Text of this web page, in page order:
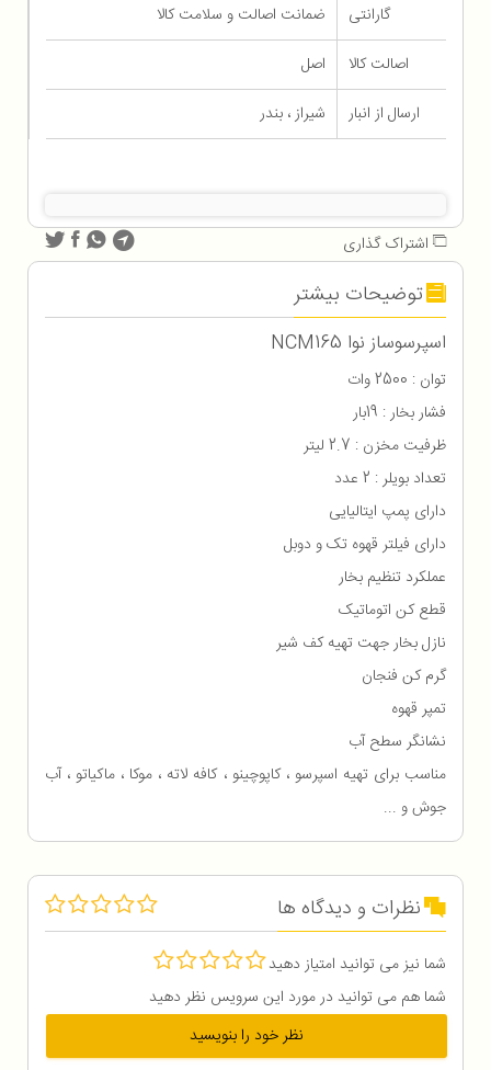
گارانتی
ضمانت اصالت و سلامت کالا
اصالت کالا
اصل
ارسال از انبار
شیراز ، بندر
اشتراک گذاری
توضیحات بیشتر
اسپرسوساز نوا NCM165
توان : 2500 وات
فشار بخار : 19بار
ظرفیت مخزن : 2.7 لیتر
تعداد بویلر : 2 عدد
دارای پمپ ایتالیایی
دارای فیلتر قهوه تک و دوبل
عملکرد تنظیم بخار
قطع کن اتوماتیک
نازل بخار جهت تهیه کف شیر
گرم کن فنجان
تمپر قهوه
نشانگر سطح آب
مناسب برای تهیه اسپرسو ، کاپوچینو ، کافه لاته ، موکا ، ماکیاتو ، آب
جوش و ...
نظرات و دیدگاه ها
شما نیز می توانید امتیاز دهید
شما هم می توانید در مورد این سرویس نظر دهید
نظر خود را بنویسید